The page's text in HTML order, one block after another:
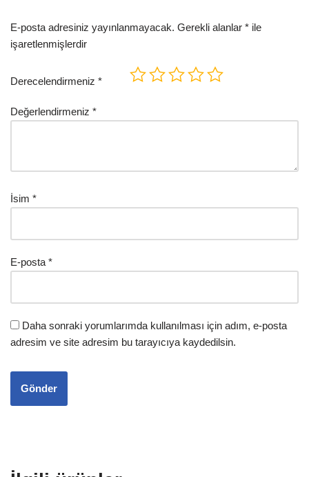
E-posta adresiniz yayınlanmayacak. Gerekli alanlar * ile
işaretlenmişlerdir
Derecelendirmeniz *
Değerlendirmeniz *
İsim *
E-posta *
Daha sonraki yorumlarımda kullanılması için adım, e-posta
adresim ve site adresim bu tarayıcıya kaydedilsin.